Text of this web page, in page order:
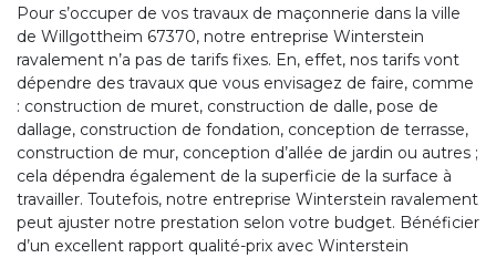
Pour s’occuper de vos travaux de maçonnerie dans la ville
de Willgottheim 67370, notre entreprise Winterstein
ravalement n’a pas de tarifs fixes. En, effet, nos tarifs vont
dépendre des travaux que vous envisagez de faire, comme
: construction de muret, construction de dalle, pose de
dallage, construction de fondation, conception de terrasse,
construction de mur, conception d’allée de jardin ou autres ;
cela dépendra également de la superficie de la surface à
travailler. Toutefois, notre entreprise Winterstein ravalement
peut ajuster notre prestation selon votre budget. Bénéficier
d’un excellent rapport qualité-prix avec Winterstein